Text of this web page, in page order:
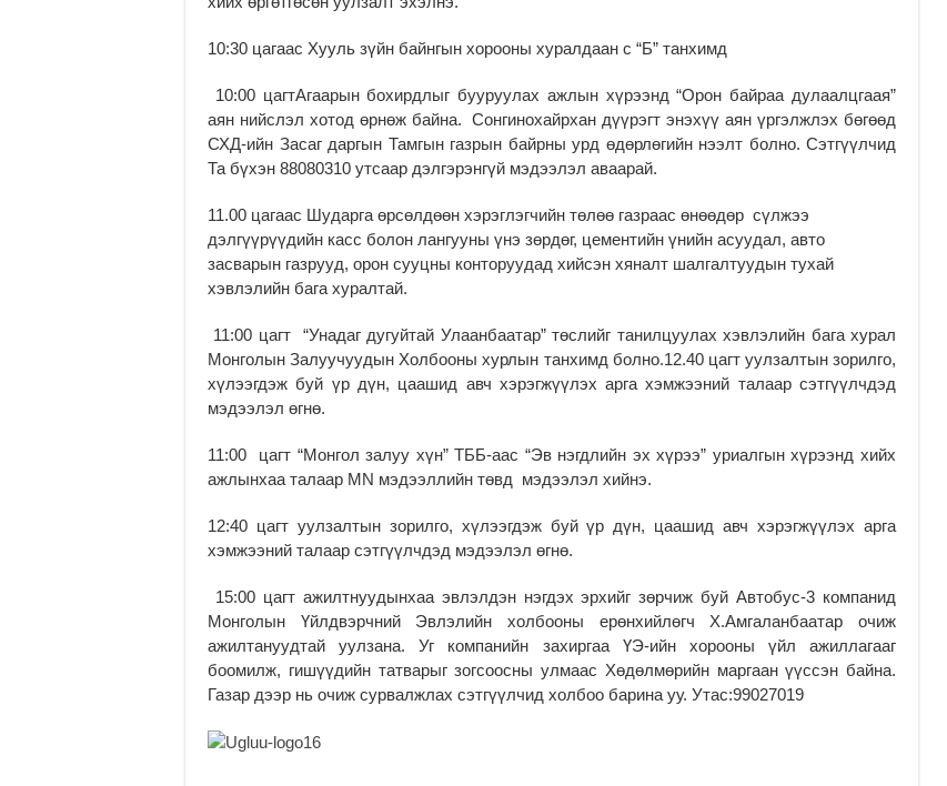
10:30 цагаас Хууль зүйн байнгын хорооны хуралдаан с “Б” танхимд
10:00 цагтАгаарын бохирдлыг бууруулах ажлын хүрээнд “Орон байраа дулаалцгаая”
аян нийслэл хотод өрнөж байна. Сонгинохайрхан дүүрэгт энэхүү аян үргэлжлэх бөгөөд
СХД-ийн Засаг даргын Тамгын газрын байрны урд өдөрлөгийн нээлт болно. Сэтгүүлчид
Та бүхэн 88080310 утсаар дэлгэрэнгүй мэдээлэл аваарай.
11.00 цагаас Шударга өрсөлдөөн хэрэглэгчийн төлөө газраас өнөөдөр сүлжээ
дэлгүүрүүдийн касс болон лангууны үнэ зөрдөг, цементийн үнийн асуудал, авто
засварын газрууд, орон сууцны конторуудад хийсэн хяналт шалгалтуудын тухай
хэвлэлийн бага хуралтай.
11:00 цагт “Унадаг дугуйтай Улаанбаатар” төслийг танилцуулах хэвлэлийн бага хурал
Монголын Залуучуудын Холбооны хурлын танхимд болно.12.40 цагт уулзалтын зорилго,
хүлээгдэж буй үр дүн, цаашид авч хэрэгжүүлэх арга хэмжээний талаар сэтгүүлчдэд
мэдээлэл өгнө.
11:00 цагт “Монгол залуу хүн” ТББ-аас “Эв нэгдлийн эх хүрээ” уриалгын хүрээнд хийх
ажлынхаа талаар MN мэдээллийн төвд мэдээлэл хийнэ.
12:40 цагт уулзалтын зорилго, хүлээгдэж буй үр дүн, цаашид авч хэрэгжүүлэх арга
хэмжээний талаар сэтгүүлчдэд мэдээлэл өгнө.
15:00 цагт ажилтнуудынхаа эвлэлдэн нэгдэх эрхийг зөрчиж буй Автобус-3 компанид
Монголын Үйлдвэрчний Эвлэлийн холбооны ерөнхийлөгч Х.Амгаланбаатар очиж
ажилтануудтай уулзана. Уг компанийн захиргаа ҮЭ-ийн хорооны үйл ажиллагааг
боомилж, гишүүдийн татварыг зогсоосны улмаас Хөдөлмөрийн маргаан үүссэн байна.
Газар дээр нь очиж сурвалжлах сэтгүүлчид холбоо барина уу. Утас:99027019